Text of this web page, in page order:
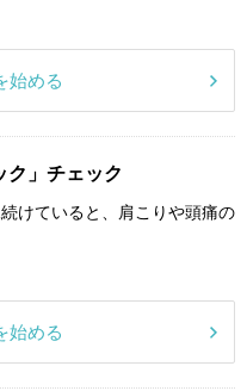
始める
ク」チェック
けていると、肩こりや頭痛の
始める